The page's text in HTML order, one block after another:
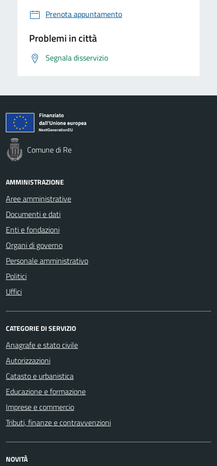
Prenota appuntamento
Problemi in città
Segnala disservizio
Comune di Re
AMMINISTRAZIONE
Aree amministrative
Documenti e dati
Enti e fondazioni
Organi di governo
Personale amministrativo
Politici
Uffici
CATEGORIE DI SERVIZIO
Anagrafe e stato civile
Autorizzazioni
Catasto e urbanistica
Educazione e formazione
Imprese e commercio
Tributi, finanze e contravvenzioni
NOVITÀ